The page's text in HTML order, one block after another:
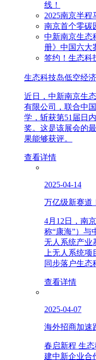
线！
2025南京半
南京首个零碳
中新南京生态
册》中国六大
签约！生态科
生态科技岛低空经
近日，中新南京生
有限公司，联合中
学，斩获第51届日
奖。这是该展会的
果能够获评。
查看详情
2025-04-14
万亿级新赛道
4月12日，南
称“康海”）与
无人系统产业
上无人系统
同步落户生态
查看详情
2025-04-07
海外招商加速
春启新程 生
建中新企业合